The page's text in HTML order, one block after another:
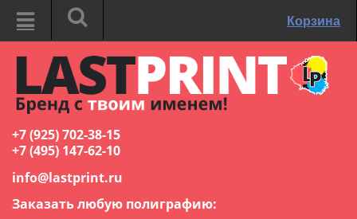
Корзина
+7 (925) 702-38-15
+7 (495) 147-62-10
info@lastprint.ru
Заказать любую полиграфию: